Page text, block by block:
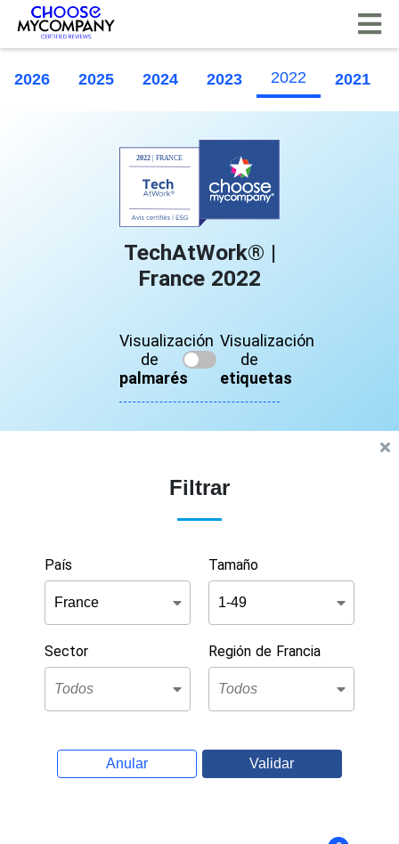
2026 2025 2024 2023 2022 2021
TechAtWork® |
France 2022
Visualización
de
palmarés
Visualización
de
etiquetas
Filtrar
País Tamaño
Sector Región de Francia
Anular Validar
Panel de gestión de cookies